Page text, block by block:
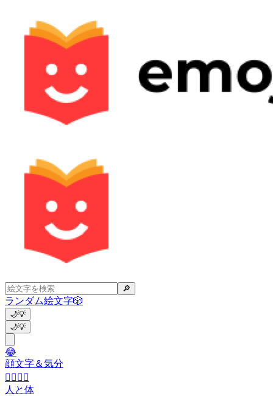
🔎
ランダム絵文字🎲
🌙💡
🌙💡
😂
顔文字＆気分
👩‍❤️‍💋‍👨
人と体